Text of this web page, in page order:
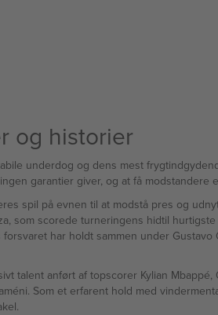
og historier
underdog og dens mest
garantier giver, og at få modstandere
spil på evnen til at modstå pres og
som scorede turneringens hidtil
har holdt sammen under
talent anført af topscorer Kylian
Som et erfarent hold med